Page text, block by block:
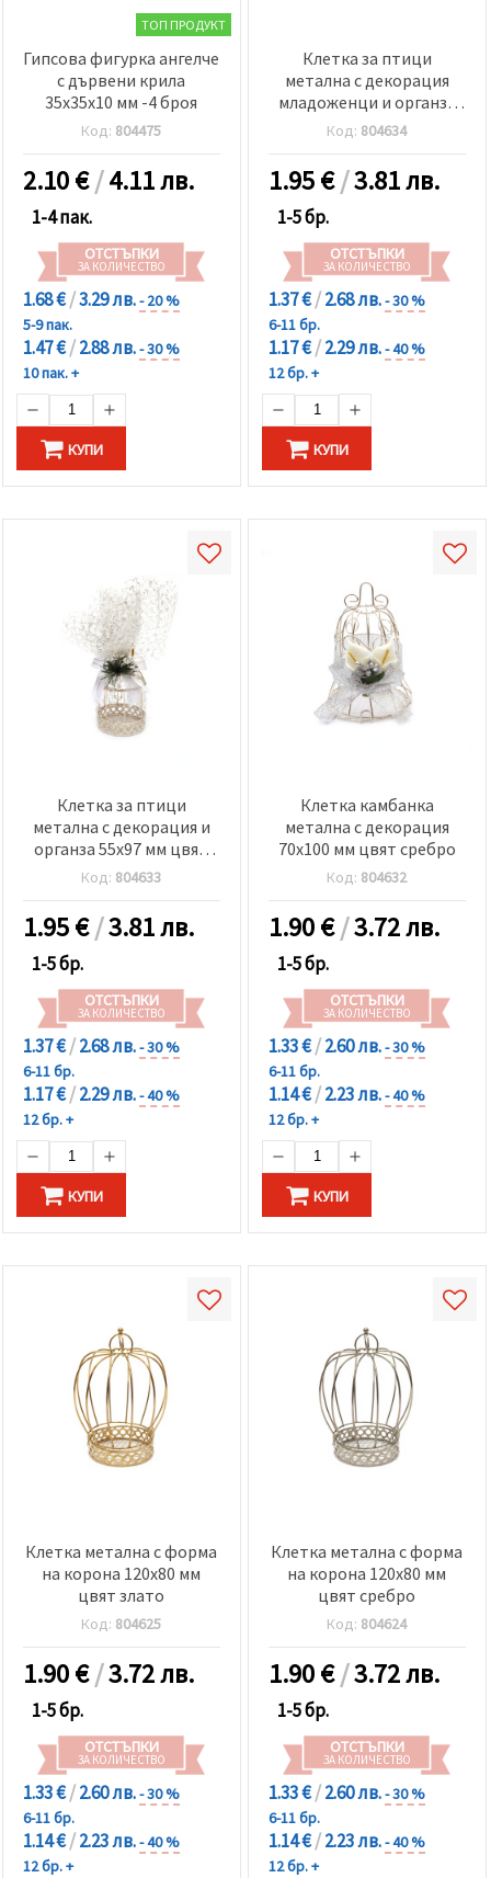
ТОП ПРОДУКТ
Гипсова фигурка ангелче
с дървени крила
35x35x10 мм -4 броя
Код: 804475
2.10€/4.11 лв.
1-4 пак.
ОТСТЪПКИ
ЗА КОЛИЧЕСТВО
1.68 €/3.29 лв.- 20 %
5-9 пак.
1.47 €/2.88 лв.- 30 %
10 пак. +
КУПИ
Клетка за птици
метална с декорация
младоженци и органза
55x97 мм цвят сребро
Код: 804634
1.95€/3.81 лв.
1-5 бр.
ОТСТЪПКИ
ЗА КОЛИЧЕСТВО
1.37 €/2.68 лв.- 30 %
6-11 бр.
1.17 €/2.29 лв.- 40 %
12 бр. +
КУПИ
Клетка за птици
метална с декорация и
органза 55x97 мм цвят
сребро
Код: 804633
1.95€/3.81 лв.
1-5 бр.
ОТСТЪПКИ
ЗА КОЛИЧЕСТВО
1.37 €/2.68 лв.- 30 %
6-11 бр.
1.17 €/2.29 лв.- 40 %
12 бр. +
КУПИ
Клетка камбанка
метална с декорация
70x100 мм цвят сребро
Код: 804632
1.90€/3.72 лв.
1-5 бр.
ОТСТЪПКИ
ЗА КОЛИЧЕСТВО
1.33 €/2.60 лв.- 30 %
6-11 бр.
1.14 €/2.23 лв.- 40 %
12 бр. +
КУПИ
Клетка метална с форма
на корона 120x80 мм
цвят злато
Код: 804625
1.90€/3.72 лв.
1-5 бр.
ОТСТЪПКИ
ЗА КОЛИЧЕСТВО
1.33 €/2.60 лв.- 30 %
6-11 бр.
1.14 €/2.23 лв.- 40 %
12 бр. +
Клетка метална с форма
на корона 120x80 мм
цвят сребро
Код: 804624
1.90€/3.72 лв.
1-5 бр.
ОТСТЪПКИ
ЗА КОЛИЧЕСТВО
1.33 €/2.60 лв.- 30 %
6-11 бр.
1.14 €/2.23 лв.- 40 %
12 бр. +